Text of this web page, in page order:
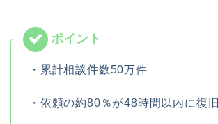
・累計相談件数50万件
・依頼の約80％が48時間以内に復旧